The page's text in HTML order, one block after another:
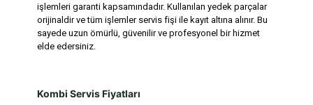
işlemleri garanti kapsamındadır. Kullanılan yedek parçalar
orijinaldir ve tüm işlemler servis fişi ile kayıt altına alınır. Bu
sayede uzun ömürlü, güvenilir ve profesyonel bir hizmet
elde edersiniz.
Kombi Servis Fiyatları